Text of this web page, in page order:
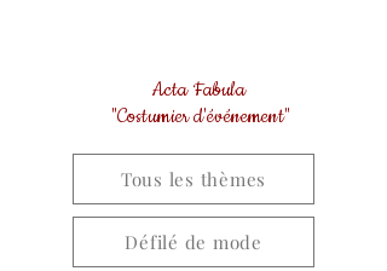
Acta Fabula
"Costumier d'événement"
Tous les thèmes
Défilé de mode